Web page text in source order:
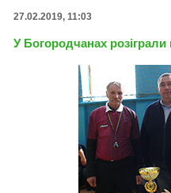
27.02.2019, 11:03
У Богородчанах